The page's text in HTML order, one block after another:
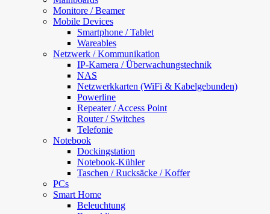
Monitore / Beamer
Mobile Devices
Smartphone / Tablet
Wareables
Netzwerk / Kommunikation
IP-Kamera / Überwachungstechnik
NAS
Netzwerkkarten (WiFi & Kabelgebunden)
Powerline
Repeater / Access Point
Router / Switches
Telefonie
Notebook
Dockingstation
Notebook-Kühler
Taschen / Rucksäcke / Koffer
PCs
Smart Home
Beleuchtung